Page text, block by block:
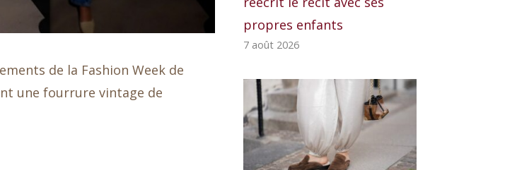
de la Fashion Week de
une fourrure vintage de
propres enfants
7 août 2026